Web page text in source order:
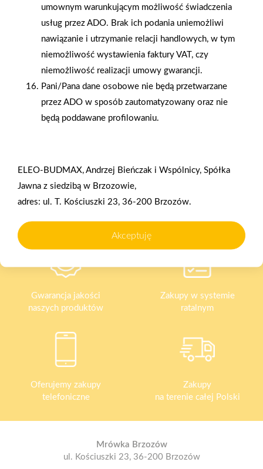
2025-12-31
Otwarcie sklepu PSB
Mrówka w Wyrzysku
Gwarancja jakości
naszych produktów
Zakupy w systemie
ratalnym
Oferujemy zakupy
telefoniczne
Zakupy
na terenie całej Polski
Mrówka Brzozów
ul. Kościuszki 23, 36-200 Brzozów
umownym warunkującym możliwość świadczenia
usług przez ADO. Brak ich podania uniemożliwi
nawiązanie i utrzymanie relacji handlowych, w tym
niemożliwość wystawienia faktury VAT, czy
niemożliwość realizacji umowy gwarancji.
Pani/Pana dane osobowe nie będą przetwarzane
przez ADO w sposób zautomatyzowany oraz nie
będą poddawane profilowaniu.
ELEO-BUDMAX, Andrzej Bieńczak i Wspólnicy, Spółka
Jawna z siedzibą w Brzozowie,
adres: ul. T. Kościuszki 23, 36-200 Brzozów.
Akceptuję